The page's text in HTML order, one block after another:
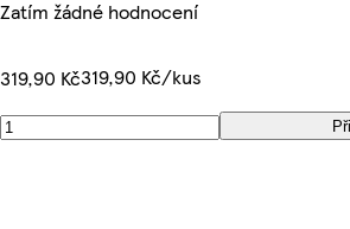
Zatím žádné hodnocení
319,90 Kč319,90 Kč/kus